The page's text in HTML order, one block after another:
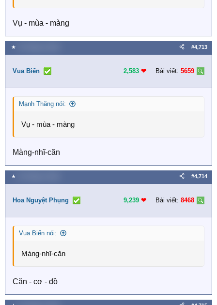
Vụ - mùa - màng
★ #4,713
Vua Biển 2,583 ❤︎ Bài viết: 5659
Mạnh Thăng nói:
Vụ - mùa - màng
Màng-nhĩ-căn
★ #4,714
Hoa Nguyệt Phụng 9,239 ❤︎ Bài viết: 8468
Vua Biển nói:
Màng-nhĩ-căn
Căn - cơ - đồ